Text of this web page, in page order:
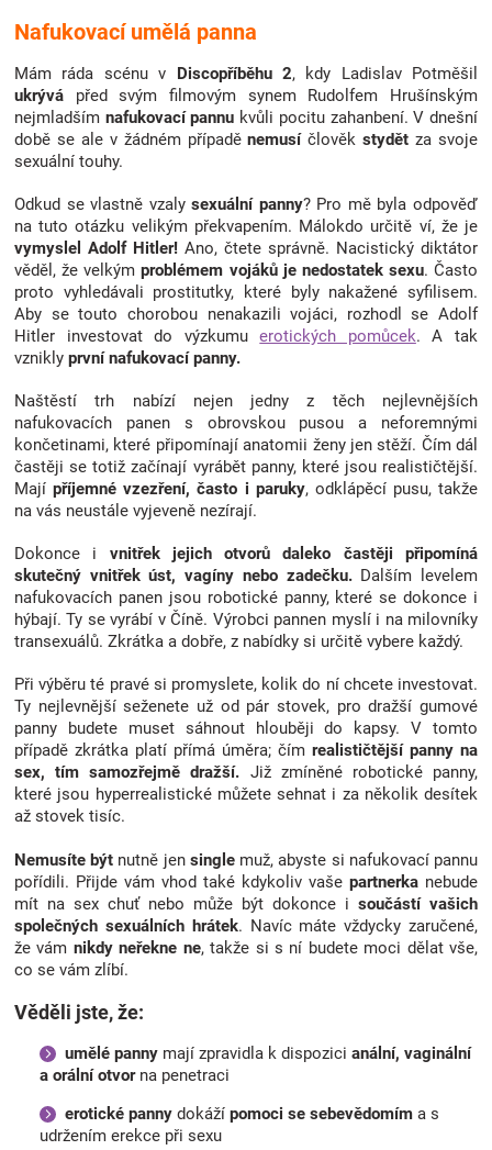
oblečení
Novinky
Blog
Hračkářství
Přihlášení
Nafukovací umělá panna
Mám ráda scénu v Discopříběhu 2, kdy Ladislav Potměšil
ukrývá před svým filmovým synem Rudolfem Hrušínským
nejmladším nafukovací pannu kvůli pocitu zahanbení. V dnešní
době se ale v žádném případěnemusíčlověkstydět za svoje
sexuální touhy.
Odkud se vlastně vzalysexuální panny? Pro mě byla odpověď
na tuto otázku velikým překvapením. Málokdo určitě ví, že je
vymyslel Adolf Hitler! Ano, čtete správně. Nacistický diktátor
věděl, že velkýmproblémem vojáků je nedostatek sexu. Často
proto vyhledávali prostitutky, které byly nakažené syfilisem.
Aby se touto chorobou nenakazili vojáci, rozhodl se Adolf
Hitler investovat do výzkumuerotických pomůcek. A tak
vznikly první nafukovací panny.
Naštěstí trh nabízí nejen jedny z těch nejlevnějších
nafukovacích panen s obrovskou pusou a neforemnými
končetinami, které připomínají anatomii ženy jen stěží. Čím dál
častěji se totiž začínají vyrábět panny, které jsou realističtější.
Majípříjemné vzezření, často i paruky, odklápěcí pusu, takže
na vás neustále vyjeveně nezírají.
Dokonce i vnitřek jejich otvorů daleko častěji připomíná
skutečný vnitřek úst, vagíny nebo zadečku.Dalším levelem
nafukovacích panen jsou robotické panny, které se dokonce i
hýbají. Ty se vyrábí v Číně. Výrobci pannen myslí i na milovníky
transexuálů. Zkrátka a dobře, z nabídky si určitě vybere každý.
Při výběru té pravé si promyslete, kolik do ní chcete investovat.
Ty nejlevnější seženete už od pár stovek, pro dražší gumové
panny budete muset sáhnout hlouběji do kapsy. V tomto
případě zkrátka platí přímá úměra; čím realističtější panny na
sex, tím samozřejmě dražší. Již zmíněné robotické panny,
které jsou hyperrealistické můžete sehnat i za několik desítek
až stovek tisíc.
Nemusíte být nutně jen singlemuž, abyste si nafukovací pannu
pořídili. Přijde vám vhod také kdykoliv vaše partnerka nebude
mít na sex chuť nebo může být dokonce i součástí vašich
společných sexuálních hrátek. Navíc máte vždycky zaručené,
že vám nikdy neřekne ne, takže si s ní budete moci dělat vše,
co se vám zlíbí.
Věděli jste, že:
umělé pannymají zpravidla k dispozici anální, vaginální
a orální otvorna penetraci
erotické pannydokáží pomoci se sebevědomíma s
udržením erekce při sexu